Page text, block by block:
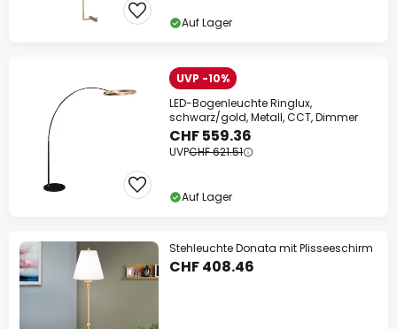
Auf Lager
UVP -10%
LED-Bogenleuchte Ringlux,
schwarz/gold, Metall, CCT, Dimmer
CHF 559.36
UVPCHF 621.51
Auf Lager
Stehleuchte Donata mit Plisseeschirm
CHF 408.46